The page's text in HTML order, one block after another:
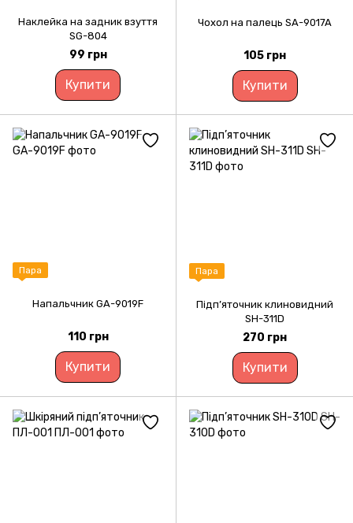
Наклейка на задник взуття
SG-804
99 грн
Купити
Чохол на палець SA-9017A
105 грн
Купити
Пара
Напальчник GA-9019F
110 грн
Купити
Пара
Підп’яточник клиновидний
SH-311D
270 грн
Купити